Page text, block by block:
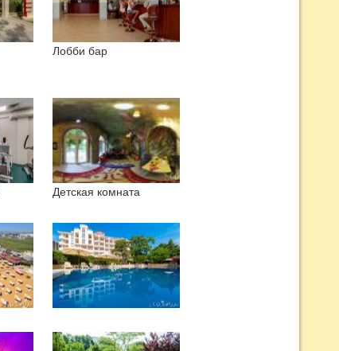
Лобби бар
Детская комната